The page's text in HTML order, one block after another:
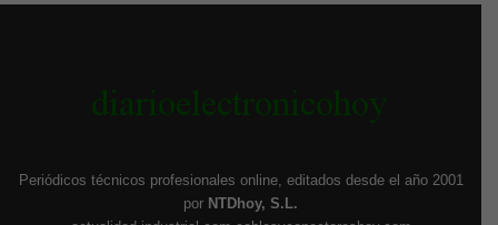
Periódicos técnicos profesionales online, editados desde el año 2001
por NTDhoy, S.L.